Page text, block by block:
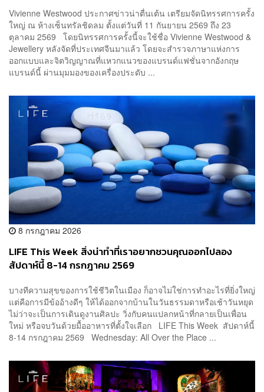
Vivienne Westwood ประกาศข่าวน่าตื่นเต้น เตรียมจัดนิทรรศการครั้ง
ใหญ่ ณ ห้างเซ็นทรัลชิดลม ตั้งแต่วันที่ 11 กันยายน 2569 ถึง 23
ตุลาคม 2569 โดยนิทรรศการครั้งนี้จะใช้ชื่อ Vivienne Westwood &
Jewellery หลังจัดที่ประเทศจีนมาแล้ว โดยจะสำรวจภาษาแห่งการ
ออกแบบและจิตวิญญาณที่แหวกแนวของแบรนด์แฟชั่นจากอังกฤษ
แบรนด์นี้ ผ่านมุมมองของเครื่องประดับ ...
8 กรกฎาคม 2026
LIFE This Week สิ่งน่าทำที่เราอยากชวนคุณออกไปลอง
สัปดาห์นี้ 8-14 กรกฎาคม 2569
บางทีความสุขของการใช้ชีวิตในเมือง ก็อาจไม่ใช่การทำอะไรที่ยิ่งใหญ่
แต่คือการมีข้ออ้างดีๆ ให้ได้ออกจากบ้านในวันธรรมดาหรือเช้าวันหยุด
ไม่ว่าจะเป็นการเดินดูงานศิลปะ วิ่งกับคนแปลกหน้าที่กลายเป็นเพื่อน
ใหม่ หรือจบวันด้วยมื้ออาหารที่ตั้งใจเลือก LIFE This Week สัปดาห์นี้
8-14 กรกฎาคม 2569 Wednesday: All Over the Place ...